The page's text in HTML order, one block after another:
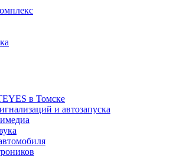
в Томске
и автозапуска